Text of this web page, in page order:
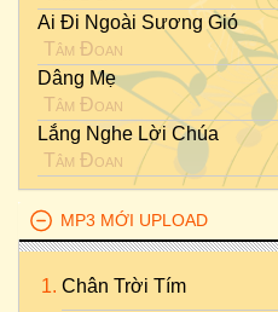
Ai Đi Ngoài Sương Gió
Tâm Đoan
Dâng Mẹ
Tâm Đoan
Lắng Nghe Lời Chúa
Tâm Đoan
MP3 MỚI UPLOAD
Chân Trời Tím